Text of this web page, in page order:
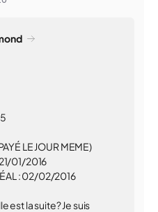
LE JOUR MEME)
01/2016
: 02/02/2016
est la suite? Je suis